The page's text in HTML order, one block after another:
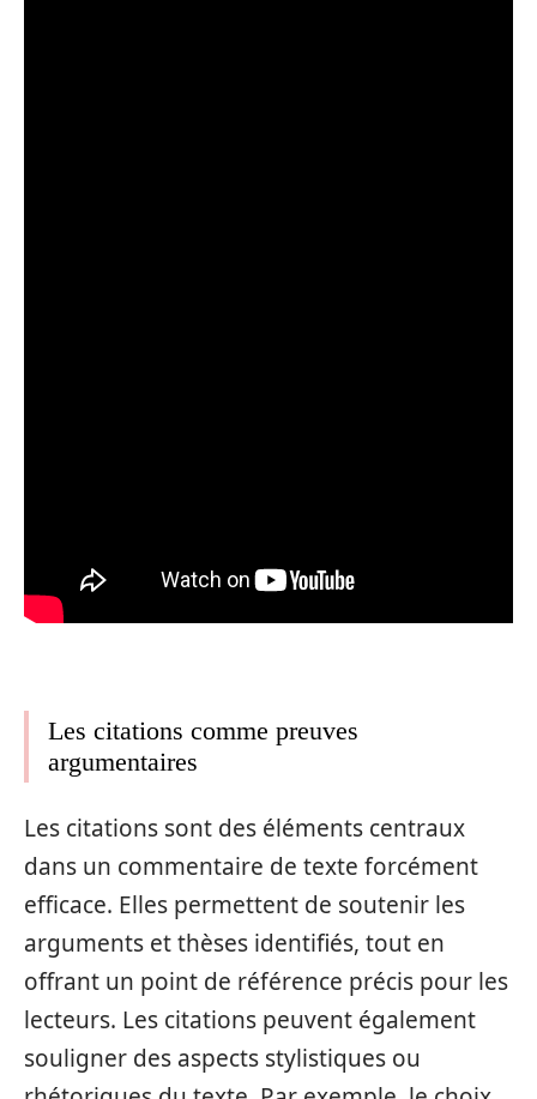
Les citations comme preuves
argumentaires
Les citations sont des éléments centraux
dans un commentaire de texte forcément
efficace. Elles permettent de soutenir les
arguments et thèses identifiés, tout en
offrant un point de référence précis pour les
lecteurs. Les citations peuvent également
souligner des aspects stylistiques ou